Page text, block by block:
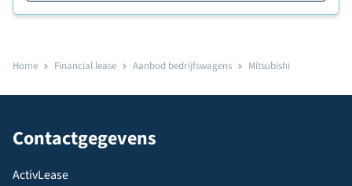
Home Financial lease Aanbod bedrijfswagens Mitsubishi
Contactgegevens
ActivLease